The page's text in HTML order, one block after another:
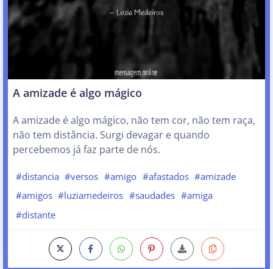
A amizade é algo mágico
A amizade é algo mágico, não tem cor, não tem raça,
não tem distância. Surgi devagar e quando
percebemos já faz parte de nós.
#distancia #versos #amigo #afastados #amizade
#amigos #luziamedeiros #saudades #amiga
#distante